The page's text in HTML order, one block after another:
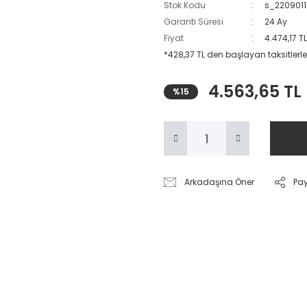
Stok Kodu
Garanti Süresi
24 Ay
Fiyat
4.474,17
*428,37 TL den başlayan
%15 4.563,65 TL
Arkadaşına Öner